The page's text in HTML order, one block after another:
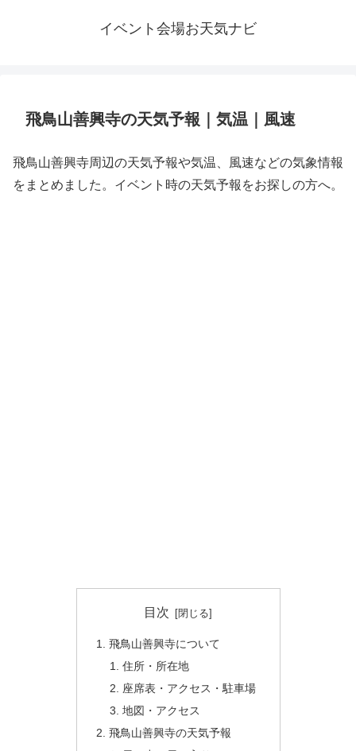
イベント会場お天気ナビ
飛鳥山善興寺の天気予報｜気温｜風速
飛鳥山善興寺周辺の天気予報や気温、風速などの気象情報
をまとめました。イベント時の天気予報をお探しの方へ。
目次
飛鳥山善興寺について
住所・所在地
座席表・アクセス・駐車場
地図・アクセス
飛鳥山善興寺の天気予報